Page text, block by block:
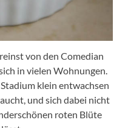
von den Comedian
in vielen Wohnungen.
klein entwachsen
und sich dabei nicht
roten Blüte